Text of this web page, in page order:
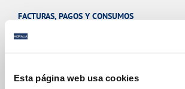
Esta página web usa cookies
FACTURAS, PAGOS Y CONSUMOS
CONTRATOS
MODIFICACIÓN DE DATOS
INCIDENCIAS